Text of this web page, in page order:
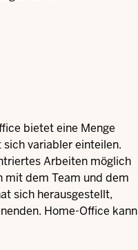
bietet eine Menge
variabler einteilen.
Arbeiten möglich
mit dem Team und dem
sich herausgestellt,
Home-Office kann